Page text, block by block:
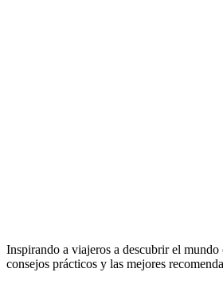
Inspirando a viajeros a descubrir el mundo
consejos prácticos y las mejores